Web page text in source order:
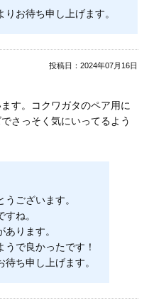
お待ち申し上げます。
投稿日： 2024年07月16日
す。コクワガタのペア用に
さっそく気にいってるよう
ございます。
ね。
ります。
で良かったです！
ち申し上げます。